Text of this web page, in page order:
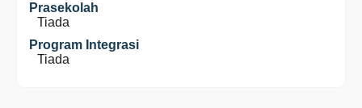
Prasekolah
Tiada
Program Integrasi
Tiada